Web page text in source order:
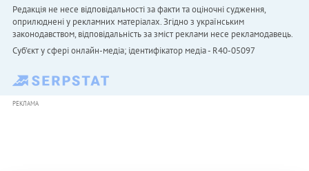
Редакція не несе відповідальності за факти та оціночні судження,
оприлюднені у рекламних матеріалах. Згідно з українським
законодавством, відповідальність за зміст реклами несе рекламодавець.
Cуб'єкт у сфері онлайн-медіа; ідентифікатор медіа - R40-05097
РЕКЛАМА